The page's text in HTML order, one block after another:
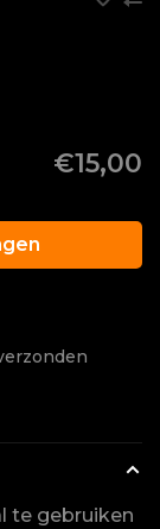
€15,00
te gebruiken